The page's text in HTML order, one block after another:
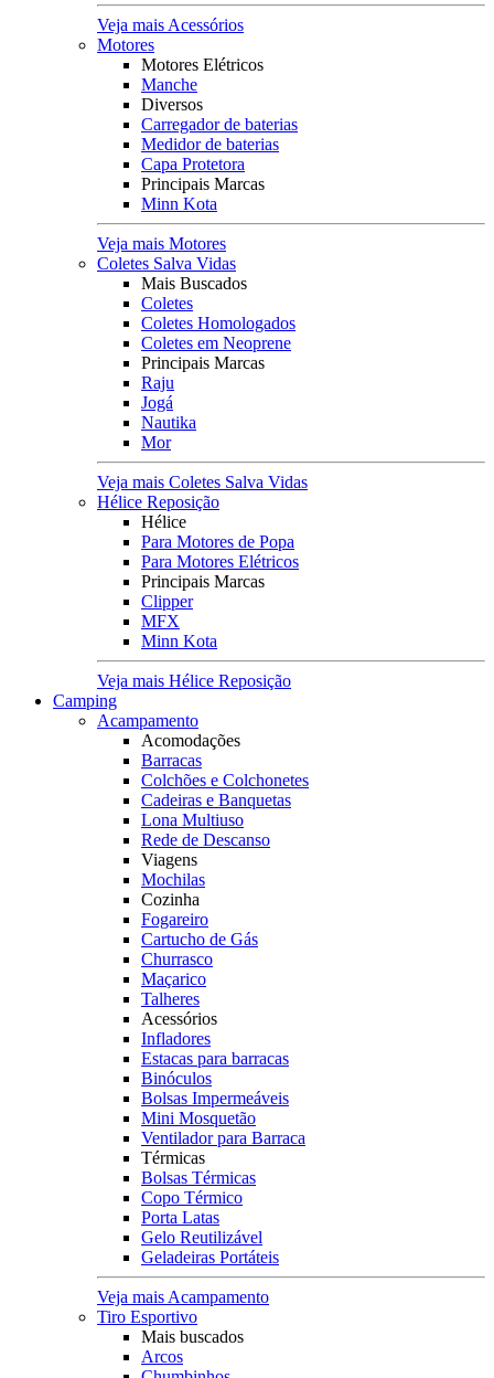
Veja mais Acessórios
Motores
Motores Elétricos
Manche
Diversos
Carregador de baterias
Medidor de baterias
Capa Protetora
Principais Marcas
Minn Kota
Veja mais Motores
Coletes Salva Vidas
Mais Buscados
Coletes
Coletes Homologados
Coletes em Neoprene
Principais Marcas
Raju
Jogá
Nautika
Mor
Veja mais Coletes Salva Vidas
Hélice Reposição
Hélice
Para Motores de Popa
Para Motores Elétricos
Principais Marcas
Clipper
MFX
Minn Kota
Veja mais Hélice Reposição
Camping
Acampamento
Acomodações
Barracas
Colchões e Colchonetes
Cadeiras e Banquetas
Lona Multiuso
Rede de Descanso
Viagens
Mochilas
Cozinha
Fogareiro
Cartucho de Gás
Churrasco
Maçarico
Talheres
Acessórios
Infladores
Estacas para barracas
Binóculos
Bolsas Impermeáveis
Mini Mosquetão
Ventilador para Barraca
Térmicas
Bolsas Térmicas
Copo Térmico
Porta Latas
Gelo Reutilizável
Geladeiras Portáteis
Veja mais Acampamento
Tiro Esportivo
Mais buscados
Arcos